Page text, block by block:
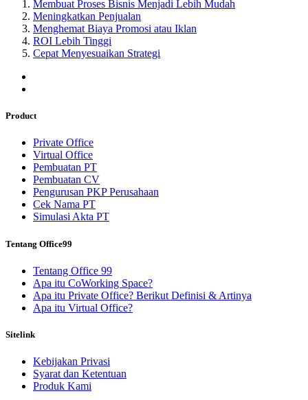
Membuat Proses Bisnis Menjadi Lebih Mudah
Meningkatkan Penjualan
Menghemat Biaya Promosi atau Iklan
ROI Lebih Tinggi
Cepat Menyesuaikan Strategi
Product
Private Office
Virtual Office
Pembuatan PT
Pembuatan CV
Pengurusan PKP Perusahaan
Cek Nama PT
Simulasi Akta PT
Tentang Office99
Tentang Office 99
Apa itu CoWorking Space?
Apa itu Private Office? Berikut Definisi & Artinya
Apa itu Virtual Office?
Sitelink
Kebijakan Privasi
Syarat dan Ketentuan
Produk Kami